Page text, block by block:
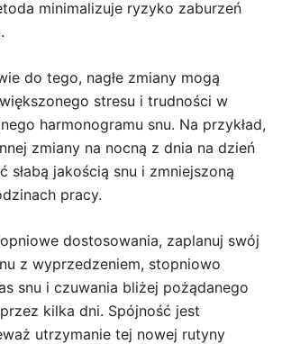
minimalizuje ryzyko zaburzeń
do tego, nagłe zmiany mogą
stresu i trudności w
harmonogramu snu. Na przykład,
zmiany na nocną z dnia na dzień
słabą jakością snu i zmniejszoną
pracy.
dostosowania, zaplanuj swój
z wyprzedzeniem, stopniowo
snu i czuwania bliżej pożądanego
kilka dni. Spójność jest
utrzymanie tej nowej rutyny